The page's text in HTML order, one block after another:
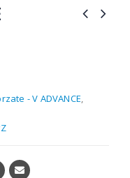
- V ADVANCE